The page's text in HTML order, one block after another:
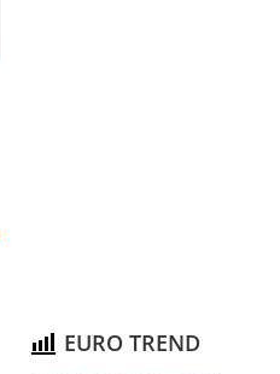
EURO TREND